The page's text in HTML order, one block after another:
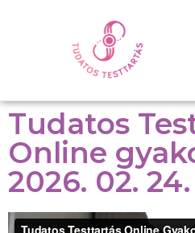
Tudatos
Online
2026. 02. 24.